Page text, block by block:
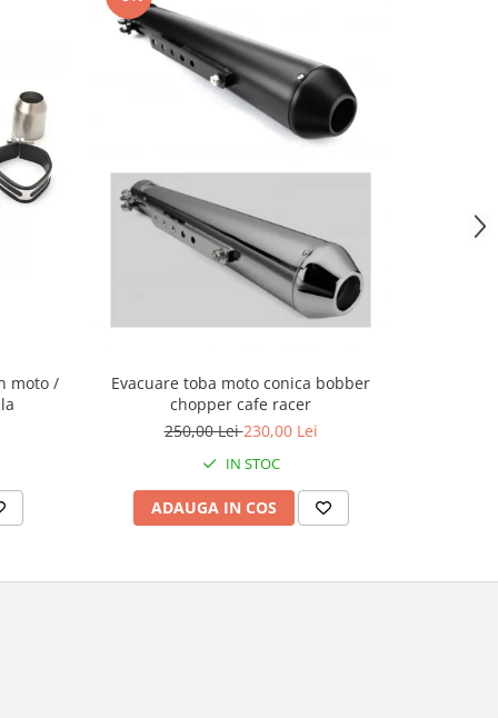
moto /
Evacuare toba moto conica bobber
chopper cafe racer
250,00 Lei230,00 Lei
IN STOC
ADAUGA IN COS